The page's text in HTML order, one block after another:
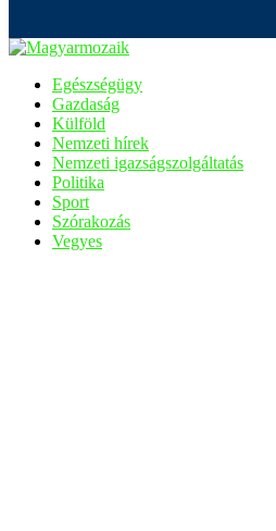
Egészségügy
Gazdaság
Külföld
Nemzeti hírek
Nemzeti igazságszolgáltatás
Politika
Sport
Szórakozás
Vegyes